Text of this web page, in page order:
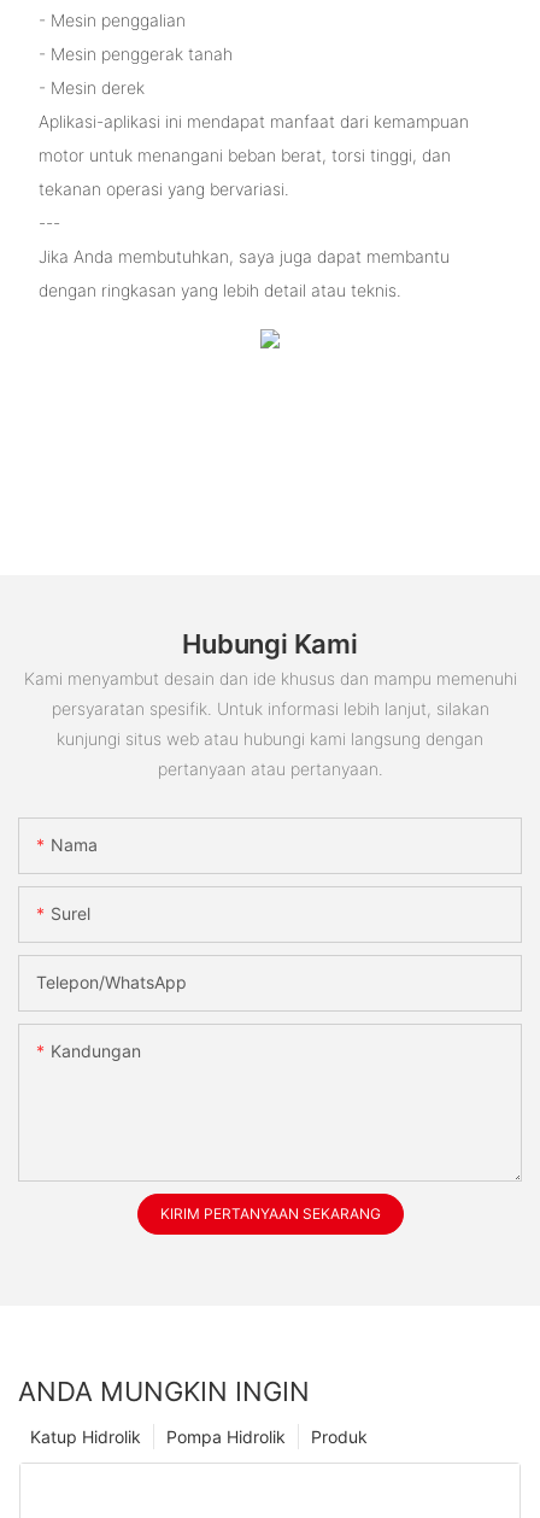
- Mesin penggalian
- Mesin penggerak tanah
- Mesin derek
Aplikasi-aplikasi ini mendapat manfaat dari kemampuan
motor untuk menangani beban berat, torsi tinggi, dan
tekanan operasi yang bervariasi.
---
Jika Anda membutuhkan, saya juga dapat membantu
dengan ringkasan yang lebih detail atau teknis.
Hubungi Kami
Kami menyambut desain dan ide khusus dan mampu memenuhi
persyaratan spesifik. Untuk informasi lebih lanjut, silakan
kunjungi situs web atau hubungi kami langsung dengan
pertanyaan atau pertanyaan.
Nama
Surel
Telepon/WhatsApp
Kandungan
KIRIM PERTANYAAN SEKARANG
ANDA MUNGKIN INGIN
Produk
Pompa Hidrolik
Katup Hidrolik